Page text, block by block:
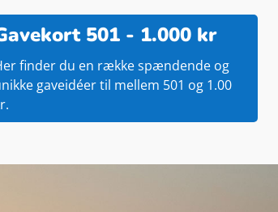
501 - 1.000 kr
finder du en række spændende og
gaveidéer til mellem 501 og 1.00